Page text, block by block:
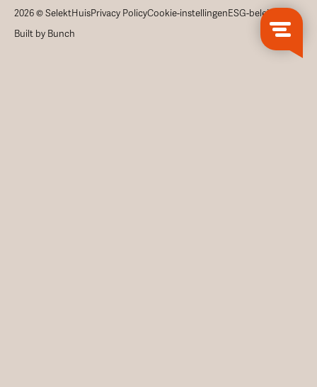
2026 © SelektHuisPrivacy PolicyCookie-instellingenESG-beleid
Built by Bunch